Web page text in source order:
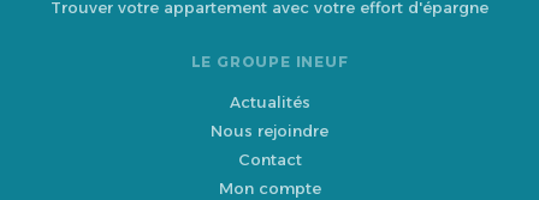
Trouver votre appartement avec votre effort d'épargne
LE GROUPE INEUF
Actualités
Nous rejoindre
Contact
Mon compte